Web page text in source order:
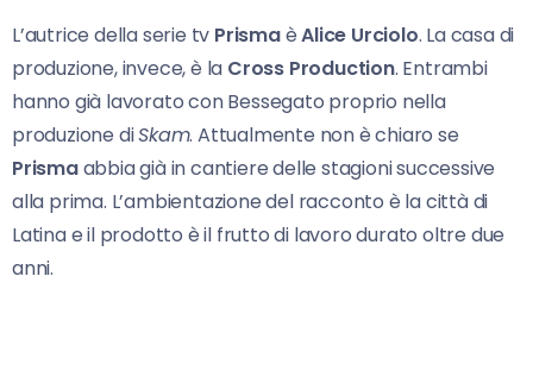
L’autrice della serie tv PrismaèAlice Urciolo. La casa di
produzione, invece, è la Cross Production. Entrambi
hanno già lavorato con Bessegato proprio nella
produzione diSkam. Attualmente non è chiaro se
Prismaabbia già in cantiere delle stagioni successive
alla prima. L’ambientazione del racconto è la città di
Latina e il prodotto è il frutto di lavoro durato oltre due
anni.